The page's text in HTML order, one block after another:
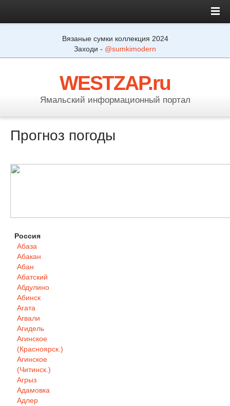
Вязаные сумки коллекция 2024
Заходи - @sumkimodern
WESTZAP.ru
Ямальский информационный портал
Прогноз погоды
Россия
Абаза
Абакан
Абан
Абатский
Абдулино
Абинск
Агата
Агвали
Агидель
Агинское
(Красноярск.)
Агинское
(Читинск.)
Агрыз
Адамовка
Адлер